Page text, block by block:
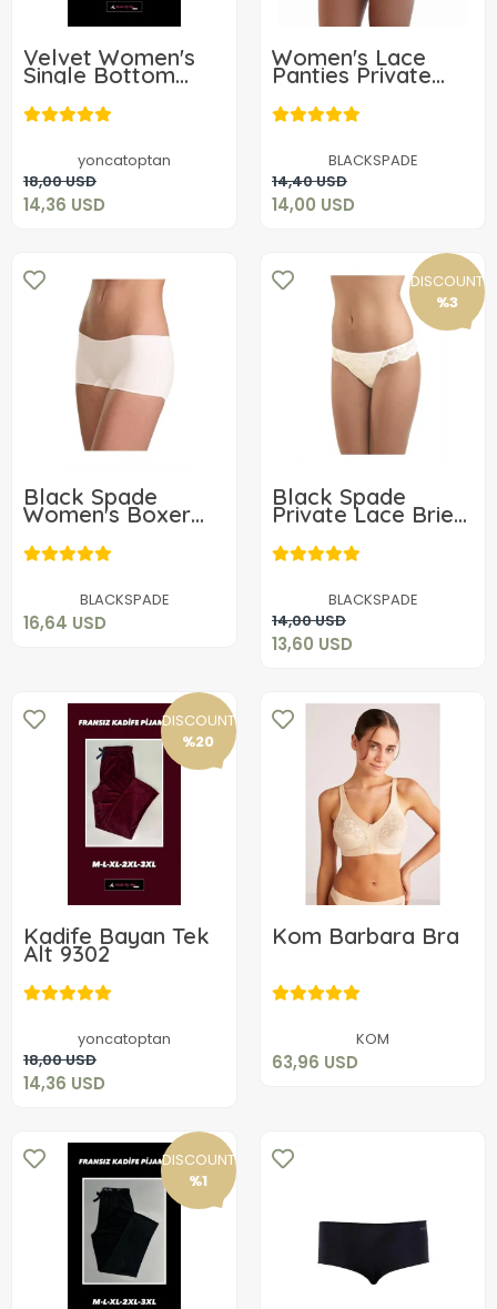
Velvet Women's
Single Bottom
9302
yoncatoptan
18,00 USD
14,36 USD
14,36 USD
Add to cart
Women's Lace
Panties Private
1336
BLACKSPADE
14,40 USD
14,00 USD
14,00 USD
Add to cart
Black Spade
Women's Boxer
Essential Short 12
BLACKSPADE
16,64 USD
16,64 USD
DISCOUNT
%3
Black Spade
Private Lace Brief
1338
BLACKSPADE
14,00 USD
13,60 USD
13,60 USD
Add to cart
DISCOUNT
%20
Kadife Bayan Tek
Alt 9302
yoncatoptan
18,00 USD
14,36 USD
14,36 USD
Add to cart
Kom Barbara Bra
KOM
63,96 USD
63,96 USD
DISCOUNT
%1